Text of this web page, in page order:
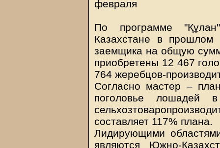
февраля
По программе
Казахстане в
заемщика на общую
приобретены 12 467
764 жеребцов-
Согласно мастер –
поголовье
составляет 117% плана.
Лидирующими
являются Южно-